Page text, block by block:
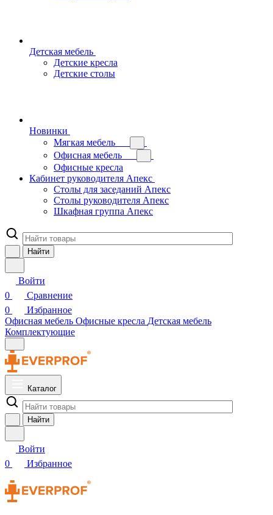
Детская мебель
Детские кресла
Детские столы
Новинки
Мягкая мебель
Офисная мебель
Офисные кресла
Кабинет руководителя Апекс
Столы для заседаний Апекс
Столы руководителя Апекс
Шкафная группа Апекс
Найти
Войти
0
Сравнение
0
Избранное
Офисная мебель Офисные кресла Детская мебель
Комплектующие
Каталог
Найти
Войти
0
Избранное